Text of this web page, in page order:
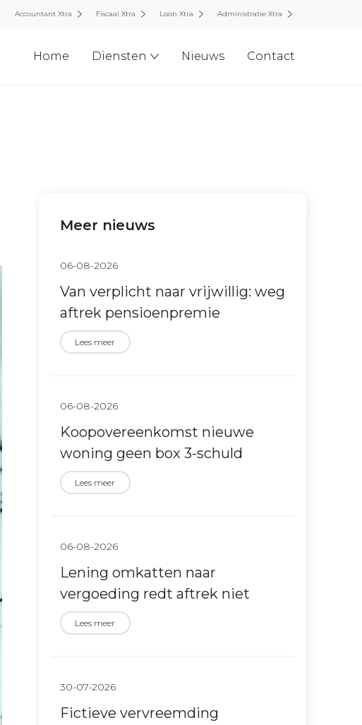
Accountant Xtra Fiscaal Xtra Loon Xtra Administratie Xtra
Home Diensten Nieuws Contact
Meer nieuws
06-08-2026
Van verplicht naar vrijwillig: weg
aftrek pensioenpremie
Lees meer
06-08-2026
Koopovereenkomst nieuwe
woning geen box 3-schuld
Lees meer
06-08-2026
Lening omkatten naar
vergoeding redt aftrek niet
Lees meer
30-07-2026
Fictieve vervreemding